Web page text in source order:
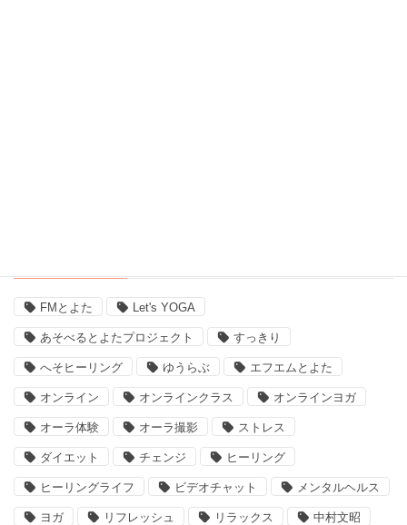
FMとよた Let's YOGA
あそべるとよたプロジェクト すっきり
へそヒーリング ゆうらぶ エフエムとよた
オンライン オンラインクラス オンラインヨガ
オーラ体験 オーラ撮影 ストレス
ダイエット チェンジ ヒーリング
ヒーリングライフ ビデオチャット メンタルヘルス
ヨガ リフレッシュ リラックス 中村文昭